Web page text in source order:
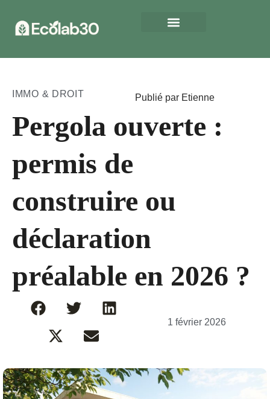
IMMO & DROIT Publié par Etienne
Pergola ouverte :
permis de
construire ou
déclaration
préalable en 2026 ?
1 février 2026